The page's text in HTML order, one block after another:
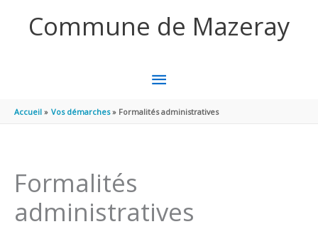
Commune de Mazeray
MENU
PRINCIPAL
Accueil Vos démarches Formalités administratives
Formalités
administratives